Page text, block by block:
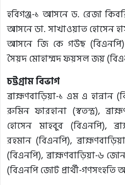
হবিগঞ্জ-১ আসনে ড. রেজা
আসনে ডা. সাখাওয়াত হোসেন
আসনে জি কে গউছ
সৈয়দ মোহাম্মদ ফয়সল জয়
চট্টগ্রাম বিভাগ
ব্রাহ্মণবাড়িয়া-১ এম এ হান্নান
রুমিন ফারহানা (স্বতন্ত্র),
হোসেন মাহবুব (বিএনপি),
রহমান (বিএনপি),
(বিএনপি), ব্রাহ্মণবাড়িয়া-৬
(বিএনপি জোট প্রার্থী-